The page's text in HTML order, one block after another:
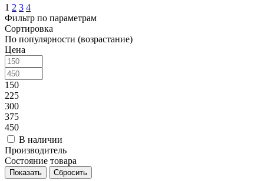
1 2 3 4
Фильтр по параметрам
Сортировка
По популярности (возрастание)
Цена
150
225
300
375
450
В наличии
Производитель
Состояние товара
Сбросить